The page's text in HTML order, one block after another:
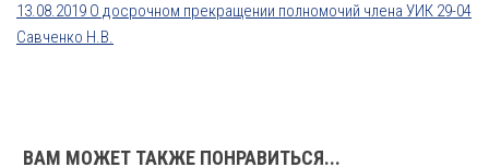
13.08.2019 О досрочном прекращении полномочий члена УИК 29-04
Савченко Н.В.
ВАМ МОЖЕТ ТАКЖЕ ПОНРАВИТЬСЯ...